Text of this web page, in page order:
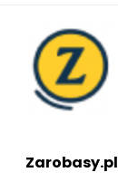
Zarobasy.pl